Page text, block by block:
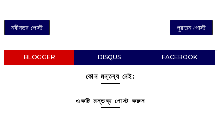
নবীনতর পোস্ট পুরাতন পোস্ট
BLOGGER DISQUS FACEBOOK
কোন মন্তব্য নেই:
একটি মন্তব্য পোস্ট করুন